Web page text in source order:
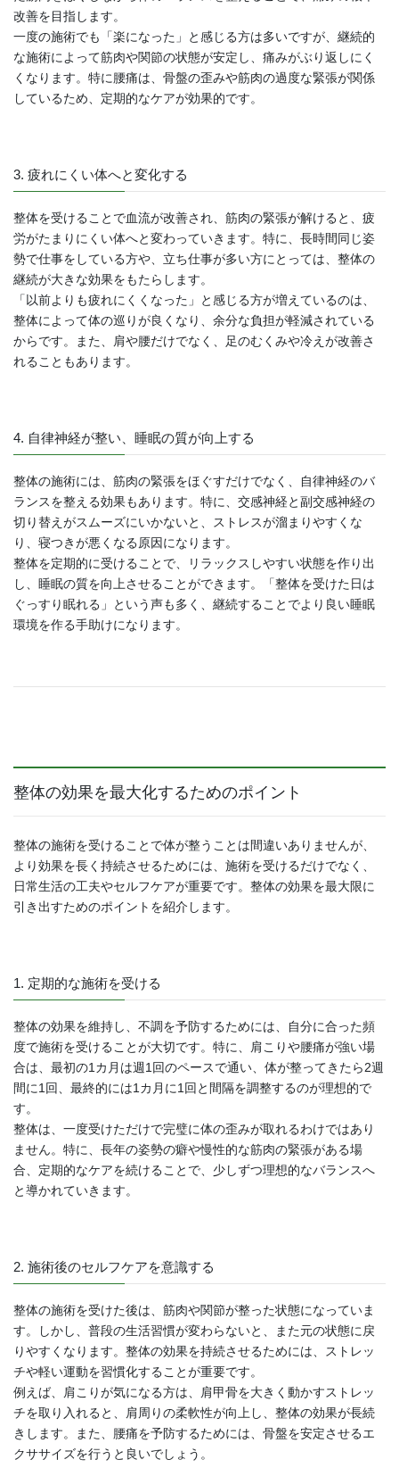
改善を目指します。
一度の施術でも「楽になった」と感じる方は多いですが、継続的
な施術によって筋肉や関節の状態が安定し、痛みがぶり返しにく
くなります。特に腰痛は、骨盤の歪みや筋肉の過度な緊張が関係
しているため、定期的なケアが効果的です。
3. 疲れにくい体へと変化する
整体を受けることで血流が改善され、筋肉の緊張が解けると、疲
労がたまりにくい体へと変わっていきます。特に、長時間同じ姿
勢で仕事をしている方や、立ち仕事が多い方にとっては、整体の
継続が大きな効果をもたらします。
「以前よりも疲れにくくなった」と感じる方が増えているのは、
整体によって体の巡りが良くなり、余分な負担が軽減されている
からです。また、肩や腰だけでなく、足のむくみや冷えが改善さ
れることもあります。
4. 自律神経が整い、睡眠の質が向上する
整体の施術には、筋肉の緊張をほぐすだけでなく、自律神経のバ
ランスを整える効果もあります。特に、交感神経と副交感神経の
切り替えがスムーズにいかないと、ストレスが溜まりやすくな
り、寝つきが悪くなる原因になります。
整体を定期的に受けることで、リラックスしやすい状態を作り出
し、睡眠の質を向上させることができます。「整体を受けた日は
ぐっすり眠れる」という声も多く、継続することでより良い睡眠
環境を作る手助けになります。
整体の効果を最大化するためのポイント
整体の施術を受けることで体が整うことは間違いありませんが、
より効果を長く持続させるためには、施術を受けるだけでなく、
日常生活の工夫やセルフケアが重要です。整体の効果を最大限に
引き出すためのポイントを紹介します。
1. 定期的な施術を受ける
整体の効果を維持し、不調を予防するためには、自分に合った頻
度で施術を受けることが大切です。特に、肩こりや腰痛が強い場
合は、最初の1カ月は週1回のペースで通い、体が整ってきたら2週
間に1回、最終的には1カ月に1回と間隔を調整するのが理想的で
す。
整体は、一度受けただけで完璧に体の歪みが取れるわけではあり
ません。特に、長年の姿勢の癖や慢性的な筋肉の緊張がある場
合、定期的なケアを続けることで、少しずつ理想的なバランスへ
と導かれていきます。
2. 施術後のセルフケアを意識する
整体の施術を受けた後は、筋肉や関節が整った状態になっていま
す。しかし、普段の生活習慣が変わらないと、また元の状態に戻
りやすくなります。整体の効果を持続させるためには、ストレッ
チや軽い運動を習慣化することが重要です。
例えば、肩こりが気になる方は、肩甲骨を大きく動かすストレッ
チを取り入れると、肩周りの柔軟性が向上し、整体の効果が長続
きします。また、腰痛を予防するためには、骨盤を安定させるエ
クササイズを行うと良いでしょう。